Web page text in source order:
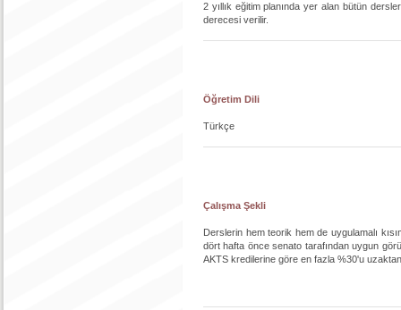
2 yıllık eğitim planında yer alan bütün
derecesi verilir.
Öğretim Dili
Türkçe
Çalışma Şekli
Derslerin hem teorik hem de uygulamalı
dört hafta önce senato tarafından uygun
AKTS kredilerine göre en fazla %30'u